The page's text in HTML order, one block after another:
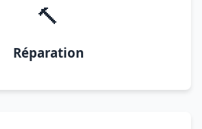
🔨
Réparation